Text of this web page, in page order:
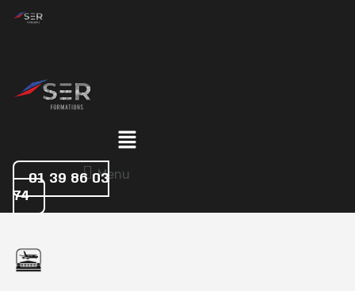
Menu
Menu
01 39 86 03
74